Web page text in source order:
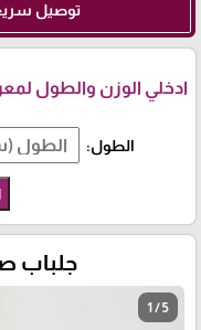
توصيل سريع
ادخلي الوزن والطول
الطول:
جلباب صيفي
1 / 5